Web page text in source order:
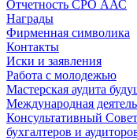
Отчетность СРО ААС
Награды
Фирменная символика
Контакты
Иски и заявления
Работа с молодежью
Мастерская аудита
Международная
Консультативный
бухгалтеров и